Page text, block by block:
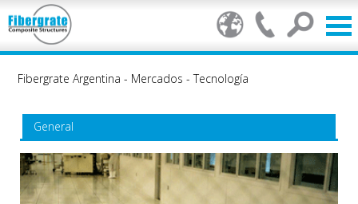
Fibergrate Argentina - Mercados -Tecnología
General